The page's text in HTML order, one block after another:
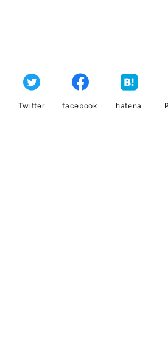
Twitter facebook hatena